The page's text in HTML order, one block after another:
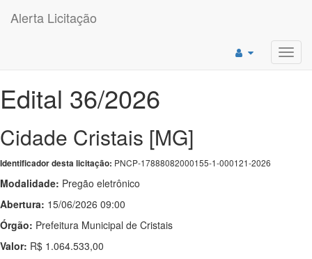
Alerta Licitação
Edital 36/2026
Cidade Cristais [MG]
Identificador desta licitação: PNCP-17888082000155-1-000121-2026
Modalidade: Pregão eletrônico
Abertura: 15/06/2026 09:00
Órgão: Prefeitura Municipal de Cristais
Valor: R$ 1.064.533,00